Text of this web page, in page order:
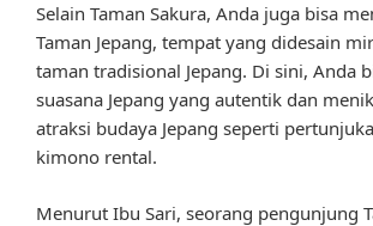
Selain Taman Sakura, Anda juga bisa
Taman Jepang, tempat yang didesain
taman tradisional Jepang. Di sini, Anda
suasana Jepang yang autentik dan
atraksi budaya Jepang seperti
kimono rental.
Menurut Ibu Sari, seorang pengunjung